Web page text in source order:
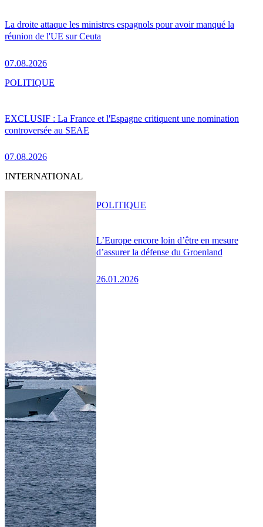
La droite attaque les ministres espagnols pour avoir manqué la
réunion de l'UE sur Ceuta
07.08.2026
EXCLUSIF : La France et l'Espagne critiquent une nomination
controversée au SEAE
07.08.2026
POLITIQUE
INTERNATIONAL
L’Europe encore loin d’être en mesure
d’assurer la défense du Groenland
26.01.2026
POLITIQUE